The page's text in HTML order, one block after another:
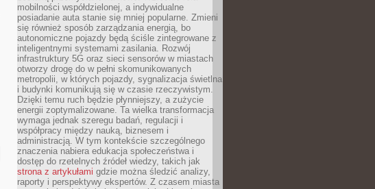
mobilności współdzielonej, a indywidualne
posiadanie auta stanie się mniej popularne. Zmieni
się również sposób zarządzania energią, bo
autonomiczne pojazdy będą ściśle zintegrowane z
inteligentnymi systemami zasilania. Rozwój
infrastruktury 5G oraz sieci sensorów w miastach
otworzy drogę do w pełni skomunikowanych
metropolii, w których pojazdy, sygnalizacja świetlna
i budynki komunikują się w czasie rzeczywistym.
Dzięki temu ruch będzie płynniejszy, a zużycie
energii zoptymalizowane. Ta wielka transformacja
wymaga jednak szeregu badań, regulacji i
współpracy między nauką, biznesem i
administracją. W tym kontekście szczególnego
znaczenia nabiera edukacja społeczeństwa i
dostęp do rzetelnych źródeł wiedzy, takich jak
strona z artykułami gdzie można śledzić analizy,
raporty i perspektywy ekspertów. Z czasem miasta